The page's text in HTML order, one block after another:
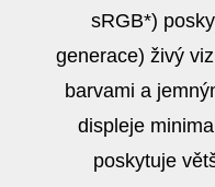
sRGB*)
generace) živý
barvami a
displeje
poskytuje